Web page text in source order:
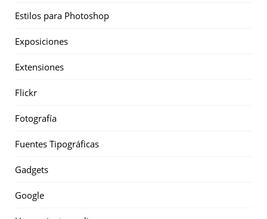
Estilos para Photoshop
Exposiciones
Extensiones
Flickr
Fotografía
Fuentes Tipográficas
Gadgets
Google